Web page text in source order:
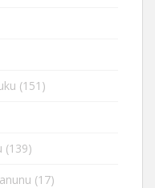
(151)
(139)
(17)